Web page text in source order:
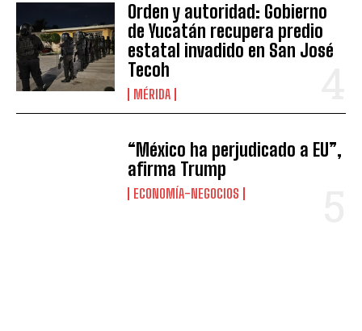
Orden y autoridad: Gobierno
de Yucatán recupera predio
estatal invadido en San José
Tecoh
MÉRIDA
“México ha perjudicado a EU”,
afirma Trump
ECONOMÍA-NEGOCIOS